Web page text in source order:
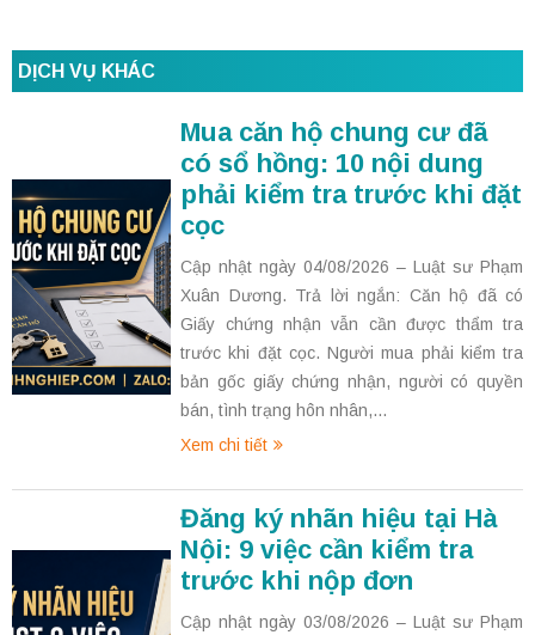
DỊCH VỤ KHÁC
Mua căn hộ chung cư đã
có sổ hồng: 10 nội dung
phải kiểm tra trước khi đặt
cọc
Cập nhật ngày 04/08/2026 – Luật sư Phạm
Xuân Dương. Trả lời ngắn: Căn hộ đã có
Giấy chứng nhận vẫn cần được thẩm tra
trước khi đặt cọc. Người mua phải kiểm tra
bản gốc giấy chứng nhận, người có quyền
bán, tình trạng hôn nhân,...
Xem chi tiết
Đăng ký nhãn hiệu tại Hà
Nội: 9 việc cần kiểm tra
trước khi nộp đơn
Cập nhật ngày 03/08/2026 – Luật sư Phạm